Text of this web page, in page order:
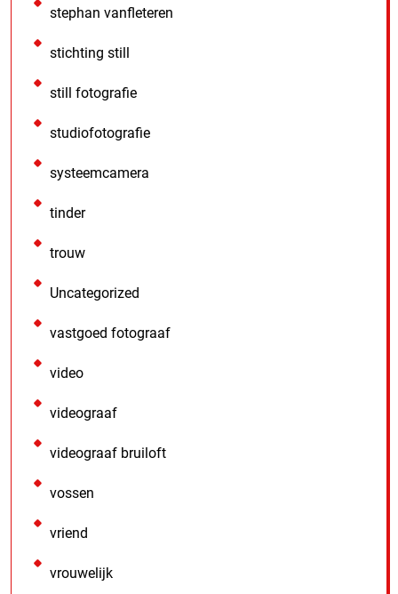
stephan vanfleteren
stichting still
still fotografie
studiofotografie
systeemcamera
tinder
trouw
Uncategorized
vastgoed fotograaf
video
videograaf
videograaf bruiloft
vossen
vriend
vrouwelijk